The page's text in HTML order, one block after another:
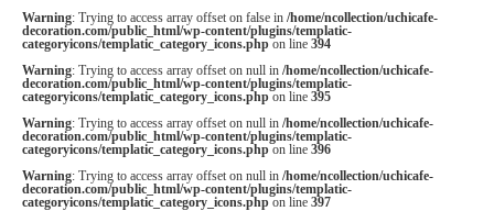
Warning: Trying to access array offset on false in /home/ncollection/uchicafe-
decoration.com/public_html/wp-content/plugins/templatic-
categoryicons/templatic_category_icons.phpon line 394
Warning: Trying to access array offset on null in /home/ncollection/uchicafe-
decoration.com/public_html/wp-content/plugins/templatic-
categoryicons/templatic_category_icons.phpon line 395
Warning: Trying to access array offset on null in /home/ncollection/uchicafe-
decoration.com/public_html/wp-content/plugins/templatic-
categoryicons/templatic_category_icons.phpon line 396
Warning: Trying to access array offset on null in /home/ncollection/uchicafe-
decoration.com/public_html/wp-content/plugins/templatic-
categoryicons/templatic_category_icons.phpon line 397